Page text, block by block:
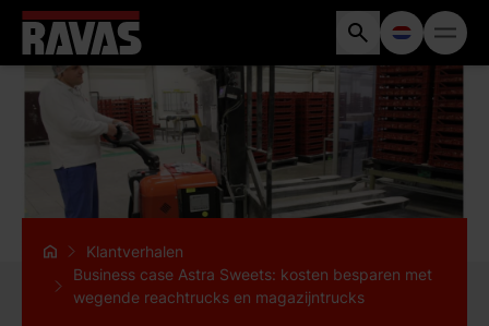
Klantverhalen
Business case Astra Sweets: kosten besparen met
wegende reachtrucks en magazijntrucks